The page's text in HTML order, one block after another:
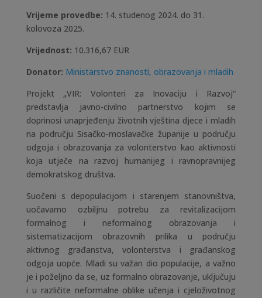
Vrijeme provedbe: 14. studenog 2024. do 31.
kolovoza 2025.
Vrijednost: 10.316,67 EUR
Donator: Ministarstvo znanosti, obrazovanja i mladih
Projekt „VIR: Volonteri za Inovaciju i Razvoj“
predstavlja javno-civilno partnerstvo kojim se
doprinosi unaprjeđenju životnih vještina djece i mladih
na području Sisačko-moslavačke županije u području
odgoja i obrazovanja za volonterstvo kao aktivnosti
koja utječe na razvoj humanijeg i ravnopravnijeg
demokratskog društva.
Suočeni s depopulacijom i starenjem stanovništva,
uočavamo ozbiljnu potrebu za revitalizacijom
formalnog i neformalnog obrazovanja i
sistematizacijom obrazovnih prilika u području
aktivnog građanstva, volonterstva i građanskog
odgoja uopće. Mladi su važan dio populacije, a važno
je i poželjno da se, uz formalno obrazovanje, uključuju
i u različite neformalne oblike učenja i cjeloživotnog